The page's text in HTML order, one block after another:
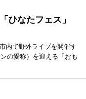
なたフェス」
内で野外ライブを開催す
の愛称）を迎える「おも